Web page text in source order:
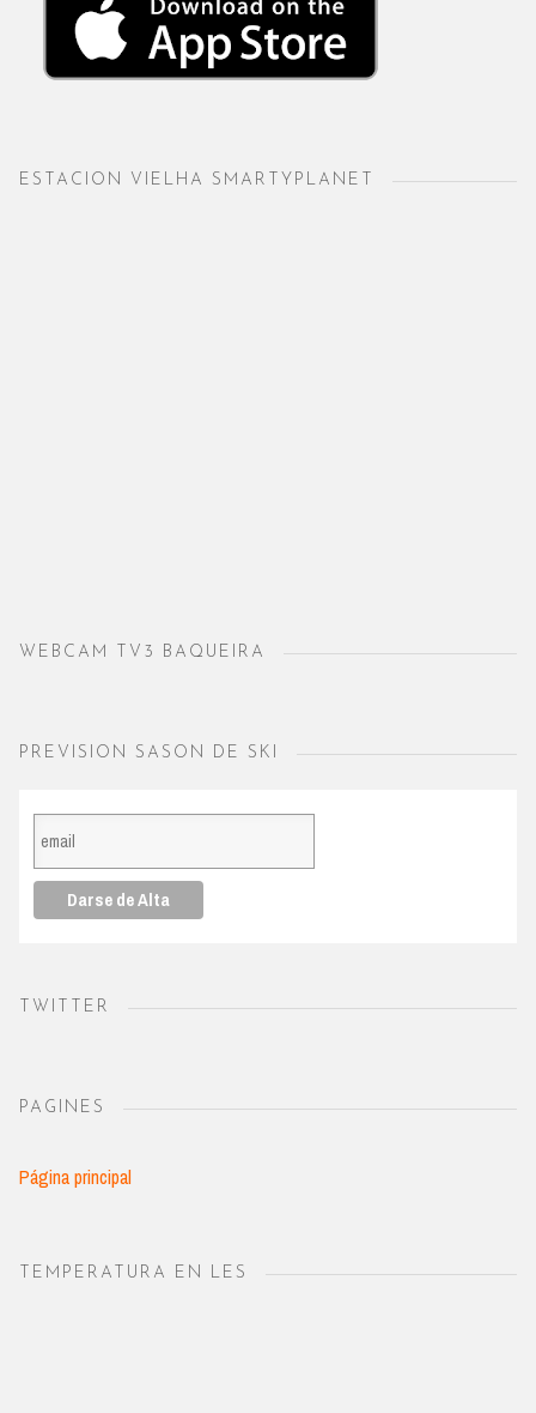
ESTACION VIELHA SMARTYPLANET
WEBCAM TV3 BAQUEIRA
PREVISION SASON DE SKI
TWITTER
PAGINES
Página principal
TEMPERATURA EN LES